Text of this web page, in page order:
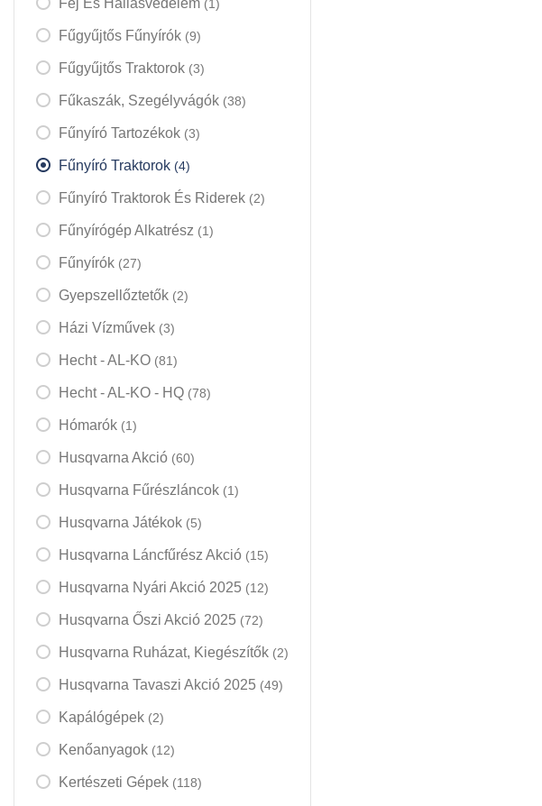
Fej És Hallásvédelem (1)
Fűgyűjtős Fűnyírók (9)
Fűgyűjtős Traktorok (3)
Fűkaszák, Szegélyvágók (38)
Fűnyíró Tartozékok (3)
Fűnyíró Traktorok (4)
Fűnyíró Traktorok És Riderek (2)
Fűnyírógép Alkatrész (1)
Fűnyírók (27)
Gyepszellőztetők (2)
Házi Vízművek (3)
Hecht - AL-KO (81)
Hecht - AL-KO - HQ (78)
Hómarók (1)
Husqvarna Akció (60)
Husqvarna Fűrészláncok (1)
Husqvarna Játékok (5)
Husqvarna Láncfűrész Akció (15)
Husqvarna Nyári Akció 2025 (12)
Husqvarna Őszi Akció 2025 (72)
Husqvarna Ruházat, Kiegészítők (2)
Husqvarna Tavaszi Akció 2025 (49)
Kapálógépek (2)
Kenőanyagok (12)
Kertészeti Gépek (118)